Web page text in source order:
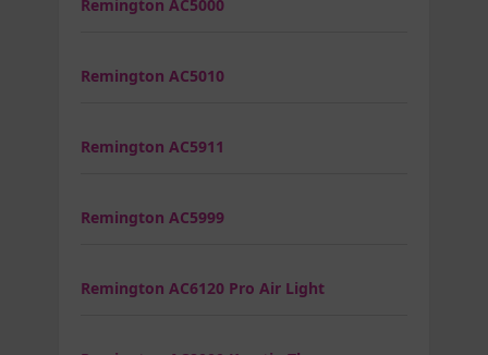
Remington AC5000
Remington AC5010
Remington AC5911
Remington AC5999
Remington AC6120 Pro Air Light